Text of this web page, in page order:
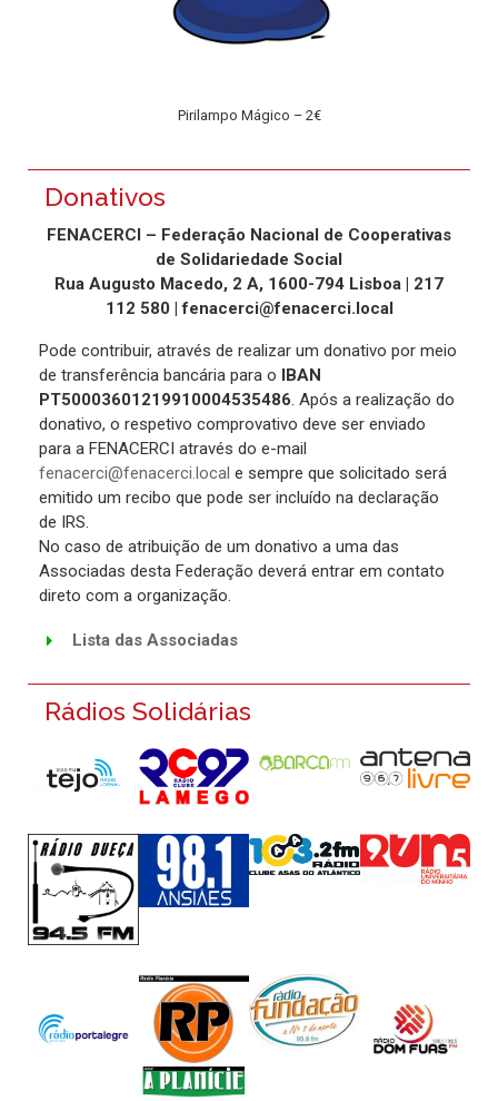
Pirilampo Mágico – 2€
Donativos
FENACERCI – Federação Nacional de Cooperativas
de Solidariedade Social
Rua Augusto Macedo, 2 A, 1600-794 Lisboa | 217
112 580 | fenacerci@fenacerci.local
Pode contribuir, através de realizar um donativo por meio
de transferência bancária para o IBAN
PT50003601219910004535486. Após a realização do
donativo, o respetivo comprovativo deve ser enviado
para a FENACERCI através do e-mail
fenacerci@fenacerci.local e sempre que solicitado será
emitido um recibo que pode ser incluído na declaração
de IRS.
No caso de atribuição de um donativo a uma das
Associadas desta Federação deverá entrar em contato
direto com a organização.
Lista das Associadas
Rádios Solidárias